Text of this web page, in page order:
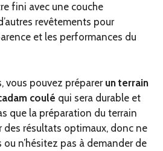
fini avec une couche
revêtements pour
et les performances du
vous pouvez préparer un terrain
coulé qui sera durable et
que la préparation du terrain
des résultats optimaux, donc ne
n’hésitez pas à demander de